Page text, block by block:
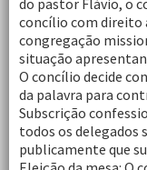
do pastor Flávio, o
concílio com direito
congregação
situação
O concílio decide
da palavra para
Subscrição
todos os delegados
publicamente que